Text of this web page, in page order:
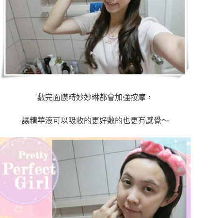
敷完面膜時妙妙琳都會加強按摩，
讓精華液可以吸收的更好敷的也更有感覺～